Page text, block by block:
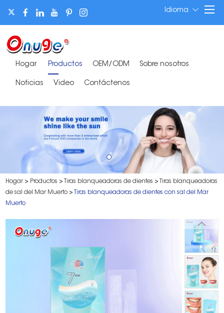
Idioma
Hogar Productos OEM/ODM Sobre nosotros
Noticias Video Contáctenos
Hogar > Productos > Tiras blanqueadoras de dientes >
Tiras blanqueadoras
de sal del Mar Muerto >
Tiras blanqueadoras de dientes con sal del Mar
Muerto